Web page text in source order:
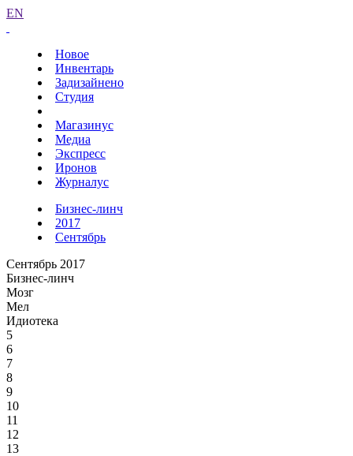
EN
Новое
Инвентарь
Задизайнено
Студия
Магазинус
Медиа
Экспресс
Иронов
Журналус
Бизнес-линч
2017
Сентябрь
Сентябрь 2017
Бизнес-линч
Мозг
Мел
Идиотека
5
6
7
8
9
10
11
12
13